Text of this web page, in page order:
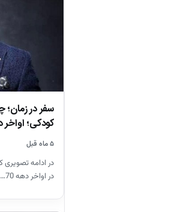
سفر در زمان؛
کودکی؛
۵ ماه قبل
در ادامه تصویری
در اواخر دهه 70…